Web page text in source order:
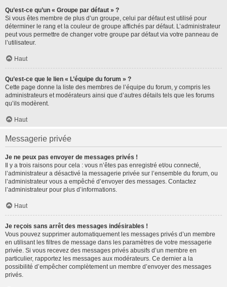
Qu’est-ce qu’un « Groupe par défaut » ?
Si vous êtes membre de plus d’un groupe, celui par défaut est utilisé pour
déterminer le rang et la couleur de groupe affichés par défaut. L’administrateur
peut vous permettre de changer votre groupe par défaut via votre panneau de
l’utilisateur.
Haut
Qu’est-ce que le lien « L’équipe du forum » ?
Cette page donne la liste des membres de l’équipe du forum, y compris les
administrateurs et modérateurs ainsi que d’autres détails tels que les forums
qu’ils modèrent.
Haut
Messagerie privée
Je ne peux pas envoyer de messages privés !
Il y a trois raisons pour cela : vous n’êtes pas enregistré et/ou connecté,
l’administrateur a désactivé la messagerie privée sur l’ensemble du forum, ou
l’administrateur vous a empêché d’envoyer des messages. Contactez
l’administrateur pour plus d’informations.
Haut
Je reçois sans arrêt des messages indésirables !
Vous pouvez supprimer automatiquement les messages privés d’un membre
en utilisant les filtres de message dans les paramètres de votre messagerie
privée. Si vous recevez des messages privés abusifs d’un membre en
particulier, rapportez les messages aux modérateurs. Ce dernier a la
possibilité d’empêcher complètement un membre d’envoyer des messages
privés.